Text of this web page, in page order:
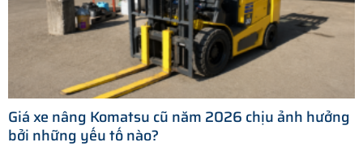
Giá xe nâng Komatsu cũ năm 2026 chịu ảnh hưởng
bởi những yếu tố nào?